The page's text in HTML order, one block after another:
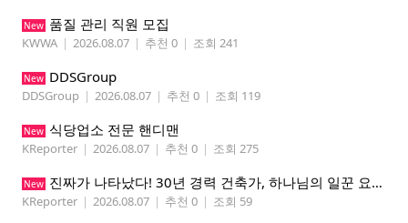
New 품질 관리 직원 모집
KWWA | 2026.08.07 | 추천 0 | 조회 241
New DDSGroup
DDSGroup | 2026.08.07 | 추천 0 | 조회 119
New 식당업소 전문 핸디맨
KReporter | 2026.08.07 | 추천 0 | 조회 275
New 진짜가 나타났다! 30년 경력 건축가, 하나님의 일꾼 요한이 책임 시공합니다.
KReporter | 2026.08.07 | 추천 0 | 조회 59